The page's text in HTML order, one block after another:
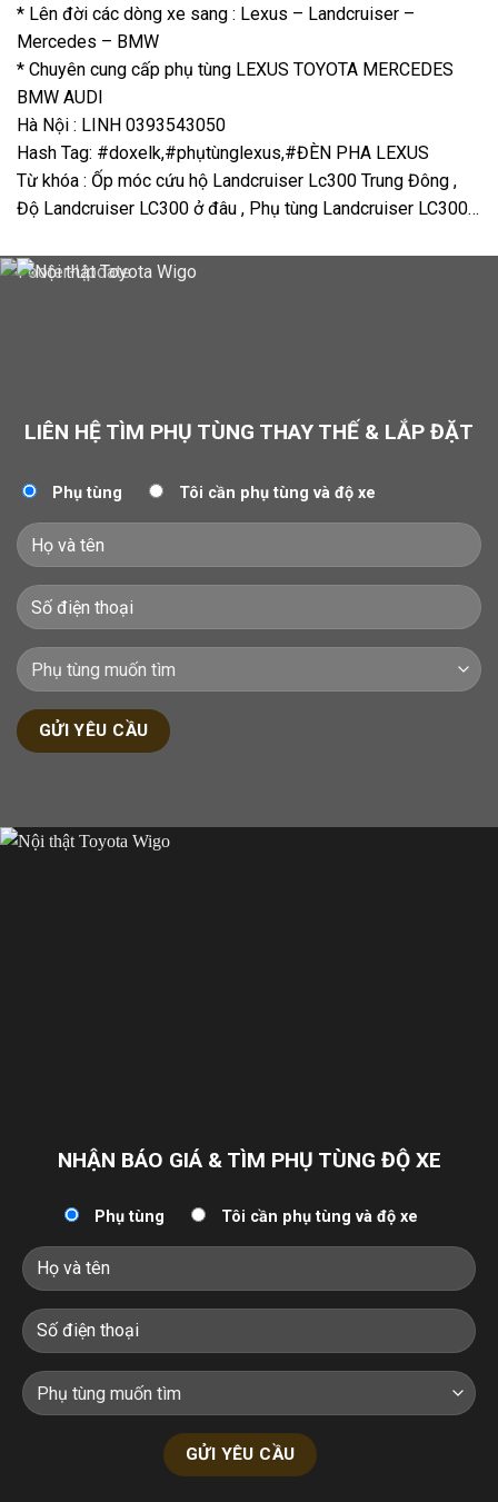
* Lên đời các dòng xe sang : Lexus – Landcruiser –
Mercedes – BMW
* Chuyên cung cấp phụ tùng LEXUS TOYOTA MERCEDES
BMW AUDI
Hà Nội : LINH 0393543050
Hash Tag: #doxelk,#phụtùnglexus,#ĐÈN PHA LEXUS
Từ khóa : Ốp móc cứu hộ Landcruiser Lc300 Trung Đông ,
Độ Landcruiser LC300 ở đâu , Phụ tùng Landcruiser LC300…
LIÊN HỆ TÌM PHỤ TÙNG THAY THẾ & LẮP ĐẶT
Phụ tùng Tôi cần phụ tùng và độ xe
NHẬN BÁO GIÁ & TÌM PHỤ TÙNG ĐỘ XE
Phụ tùng Tôi cần phụ tùng và độ xe